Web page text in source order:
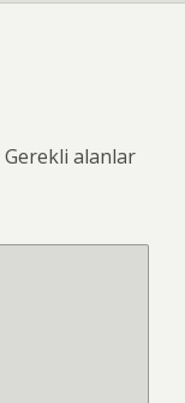
Gerekli alanlar